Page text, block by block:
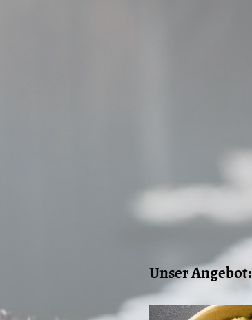
Unser Angebot: